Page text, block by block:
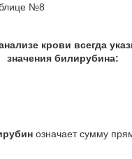
№8
крови всегда
значения билирубина:
означает сумму